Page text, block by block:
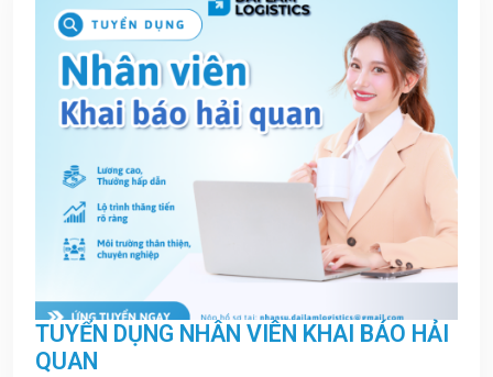
TUYỂN DỤNG NHÂN VIÊN KHAI BÁO HẢI
QUAN